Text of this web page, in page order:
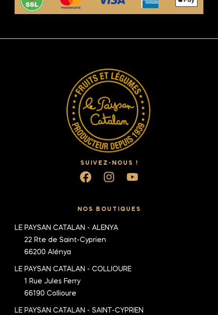
SUIVEZ-NOUS !
NOS BOUTIQUES
LE PAYSAN CATALAN - ALENYA
22 Rte de Saint-Cyprien
66200 Alénya
LE PAYSAN CATALAN - COLLIOURE
1 Rue Jules Ferry
66190 Collioure
LE PAYSAN CATALAN - SAINT-CYPRIEN